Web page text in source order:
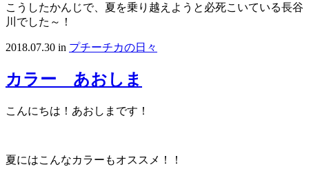
こうしたかんじで、夏を乗り越えようと必死こいている長谷
川でした～！
2018.07.30 in プチーチカの日々
カラー あおしま
こんにちは！あおしまです！
夏にはこんなカラーもオススメ！！